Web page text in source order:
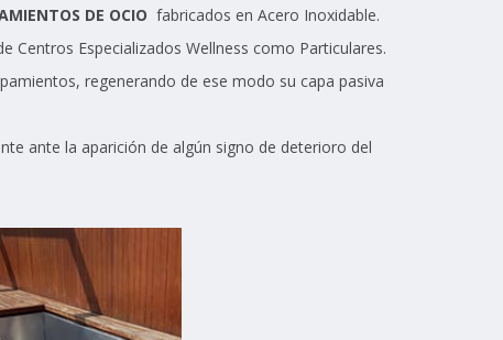
DE OCIO fabricados en Acero Inoxidable.
Centros Especializados Wellness como Particulares.
regenerando de ese modo su capa pasiva
ante la aparición de algún signo de deterioro del